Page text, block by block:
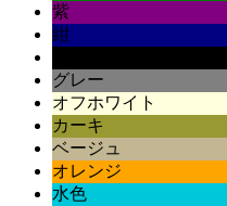
紫
紺
グレー
オフホワイト
カーキ
ベージュ
オレンジ
水色